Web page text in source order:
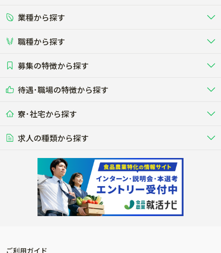
関東
東海
正社員 バイト・アルバイト・パート
短期アルバイト
その他（独立・副業など）
業種から探す
畜産（酪農･肉牛･養豚･養鶏など）
酪農
する牧場
養豚
る養豚場
レースで活躍する馬の手入れや子馬
その他畜産
その他動物の畜産業（羊、ウズラな
ど）
畑・圃場で野菜・穀物を生産 ビニールハウスで多様な野菜の生産
稲作
ビニールハウスで観賞用植物の栽
植物工場
環境制御された工場で野菜の生産管
理
農業資材･肥料
農場設備・肥料・飼料の生産・流
農業用の機械・機材の開発・販
流通･商社
農産物・農産品の物流・卸し・輸出
入
製造･加工･販売 福祉
その他業種
木材の植林・伐採・加工、または
漁業･養殖
魚介類の採捕・養殖、または水産加
工場
職種から探す
農場･牧場･現場職
専門職（獣医師･人工授精師･
研究･開発 WEB･IT
その他職種
募集の特徴から探す
未経験歓迎
学歴不問
50代採用実績あり
AT免許OK
内定まで最短1週間 管理者･幹部採用
待遇･職場の特徴から探す
社会保険完備
食事補助あり
年間休日100日以上
経験者優遇 独立支援可能
寮･社宅から探す
単身寮あり
寮･社宅相談可
求人の種類から探す
転職おまかせ求人
ご利用ガイド